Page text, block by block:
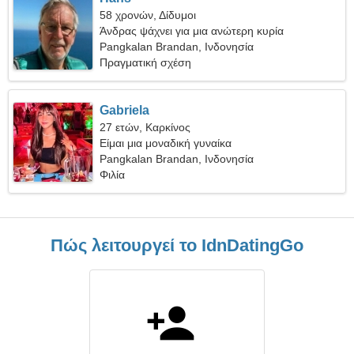
58 χρονών, Δίδυμοι
Άνδρας ψάχνει για μια ανώτερη κυρία
Pangkalan Brandan, Ινδονησία
Πραγματική σχέση
Gabriela
27 ετών, Καρκίνος
Είμαι μια μοναδική γυναίκα
Pangkalan Brandan, Ινδονησία
Φιλία
Πώς λειτουργεί το IdnDatingGo